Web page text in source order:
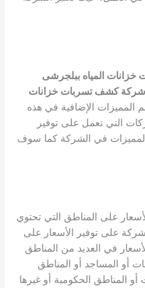
المياه ببلجرشى
شركة كشف تسربات خزانات
الإضافية في هذه
التي تعمل على توفير
المميزات في الشركة كما سوف
على المناطق التي تحتوي
على توفير الأسعار على
في العديد من المناطق
أو المساجد أو المناطق
المناطق الحكومية أو غيرها